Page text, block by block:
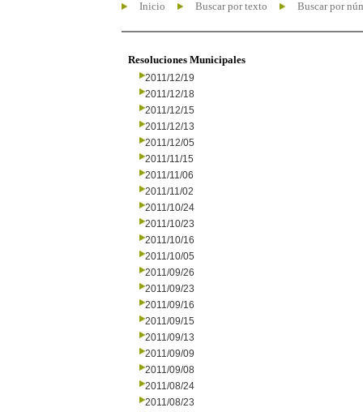
Inicio Buscar por texto Buscar por
Resoluciones Municipales
2011/12/19
2011/12/18
2011/12/15
2011/12/13
2011/12/05
2011/11/15
2011/11/06
2011/11/02
2011/10/24
2011/10/23
2011/10/16
2011/10/05
2011/09/26
2011/09/23
2011/09/16
2011/09/15
2011/09/13
2011/09/09
2011/09/08
2011/08/24
2011/08/23